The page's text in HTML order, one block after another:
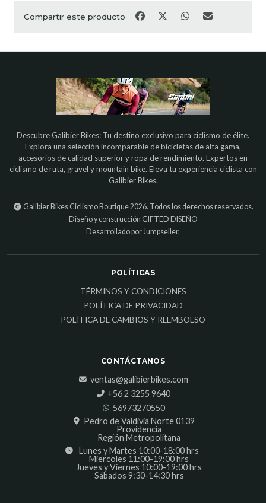
Compartir este producto
Descubre Galibier Bikes: Tu destino exclusivo para ciclismo de élite.
Explora una selección incomparable de bicicletas de alta gama,
accesorios de calidad superior y ropa de rendimiento. Expertos en
ciclismo de ruta, gravel y mountain bike. Eleva tu experiencia ciclista con
Galibier Bikes.
Galibier Bikes Ciclismo Boutique 2026. Todos los derechos reservados.
Diseño y construcción GIFTED DISEÑO
Desarrollado por Jumpseller.
POLÍTICAS
TÉRMINOS Y CONDICIONES
POLÍTICA DE PRIVACIDAD
POLÍTICA DE CAMBIOS Y REEMBOLSO
CONTÁCTANOS
ventas@galibierbikes.com
‎+56 2 3255 9640
56973270550
Pedro de Valdivia Norte 0139
Providencia
Región Metropolitana
Lunes y Martes 10:00-18:00 hrs
Miercoles 11:00-19:00 hrs
Jueves y Viernes 10:00-19:00 hrs
Sábados 9:30-14:30 hrs